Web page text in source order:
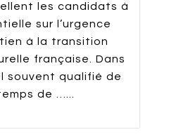
les candidats à
sur l’urgence
à la transition
française. Dans
souvent qualifié de
de …...